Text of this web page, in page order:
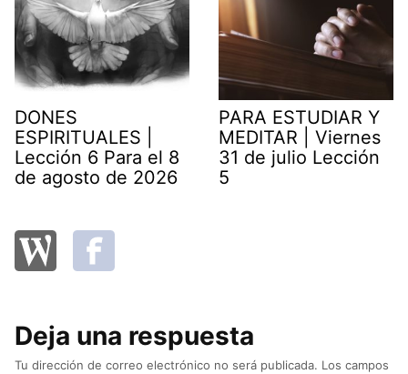
DONES
ESPIRITUALES |
Lección 6 Para el 8
de agosto de 2026
PARA ESTUDIAR Y
MEDITAR | Viernes
31 de julio Lección
5
Deja una respuesta
Tu dirección de correo electrónico no será publicada. Los campos